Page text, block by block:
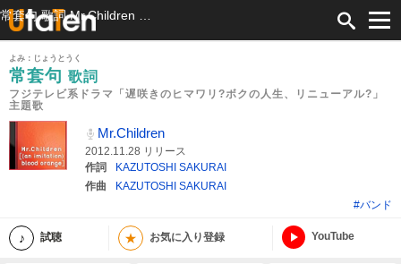
よみ：じょうとうく
常套句 歌詞
フジテレビ系ドラマ「遅咲きのヒマワリ?ボクの人生、リニューアル?」
主題歌
Mr.Children
2012.11.28 リリース
作詞
KAZUTOSHI SAKURAI
作曲
KAZUTOSHI SAKURAI
#バンド
試聴 ★ お気に入り登録 YouTube